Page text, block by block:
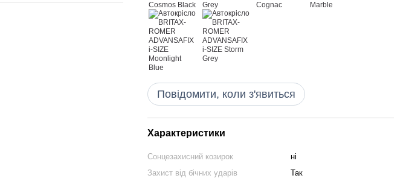
Повідомити, коли з'явиться
Характеристики
Сонцезахисний козирок
ні
Захист від бічних ударів
Так